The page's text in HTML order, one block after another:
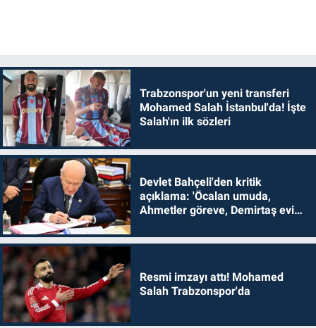
Trabzonspor'un yeni transferi
Mohamed Salah İstanbul'da! İşte
Salah'ın ilk sözleri
Devlet Bahçeli'den kritik
açıklama: 'Öcalan umuda,
Ahmetler göreve, Demirtaş evine
Resmi imzayı attı! Mohamed
Salah Trabzonspor'da